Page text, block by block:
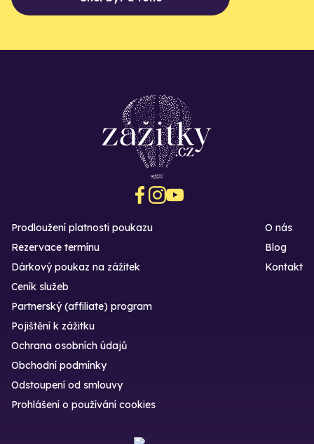
Prodloužení platnosti poukazu
Rezervace termínu
Dárkový poukaz na zážitek
O nás
Blog
Kontakt
Ceník služeb
Partnerský (affiliate) program
Pojištění k zážitku
Ochrana osobních údajů
Obchodní podmínky
Odstoupení od smlouvy
Prohlášení o používání cookies